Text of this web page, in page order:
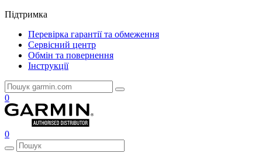
Підтримка
Перевірка гарантії та обмеження
Сервісний центр
Обмін та повернення
Інструкції
0
0